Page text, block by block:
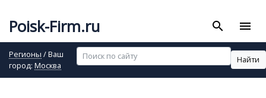
Poisk-Firm.ru search menu
Регионы / Ваш
город: Москва
Найти